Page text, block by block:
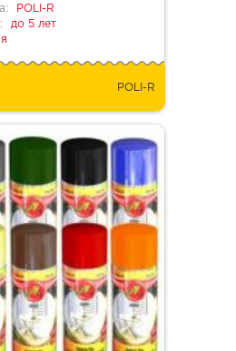
POLI-R
до 5 лет
POLI-R